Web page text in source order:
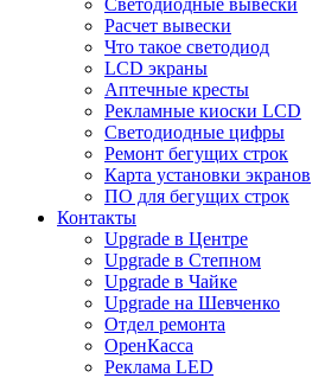
Расчет вывески
Что такое светодиод
LCD экраны
Аптечные кресты
Рекламные киоски LCD
Светодиодные цифры
Ремонт бегущих строк
Карта установки экранов
ПО для бегущих строк
Контакты
Upgrade в Центре
Upgrade в Степном
Upgrade в Чайке
Upgrade на Шевченко
Отдел ремонта
ОренКасса
Реклама LED